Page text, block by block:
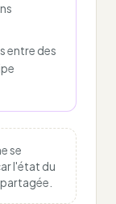
entre des
se
l'état du